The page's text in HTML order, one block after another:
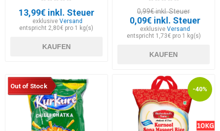
13,99€ inkl. Steuer
exklusiveVersand
entspricht 2,80€ pro 1 kg(s)
KAUFEN
0,99€ inkl. Steuer
0,09€ inkl. Steuer
exklusive Versand
entspricht 1,73€ pro 1 kg(s)
KAUFEN
Out of Stock -40%